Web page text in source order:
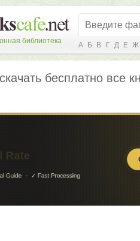
библиотека А Б В Г Д Е Ж
бесплатно все